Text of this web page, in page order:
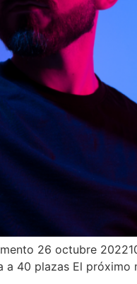
26 octubre
a 40 plazas El